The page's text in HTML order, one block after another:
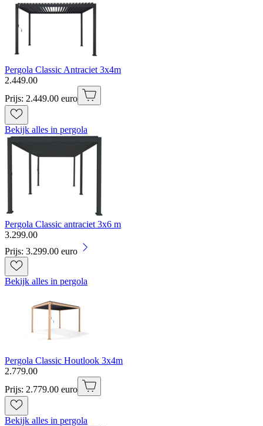
Pergola Classic Antraciet 3x4m
2.449.00
Prijs: 2.449.00 euro
Bekijk alles in pergola
Pergola Classic antraciet 3x6 m
3.299.00
Prijs: 3.299.00 euro
Bekijk alles in pergola
Pergola Classic Houtlook 3x4m
2.779.00
Prijs: 2.779.00 euro
Bekijk alles in pergola